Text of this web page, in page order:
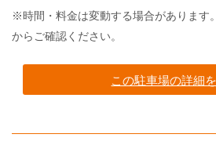
※時間・料金は変動する場合があります
からご確認ください。
この駐車場の詳細